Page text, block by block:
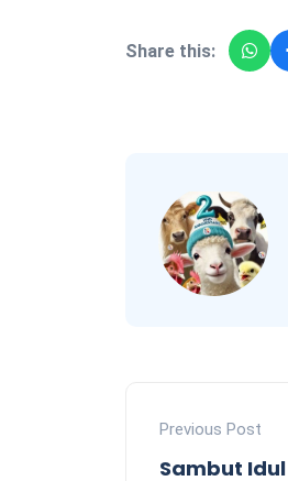
Share this:
Previous Post
Sambut